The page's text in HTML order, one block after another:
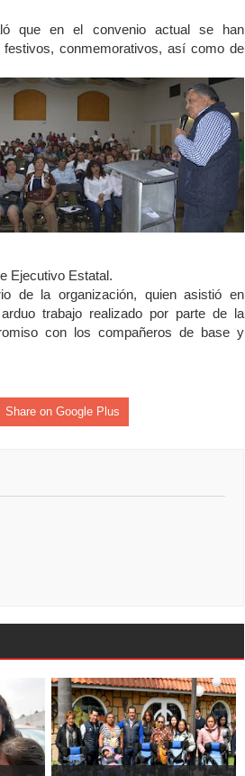
que en el convenio actual se han
conmemorativos, así como de
Ejecutivo Estatal.
de la organización, quien asistió en
trabajo realizado por parte de la
con los compañeros de base y
Share on Google Plus